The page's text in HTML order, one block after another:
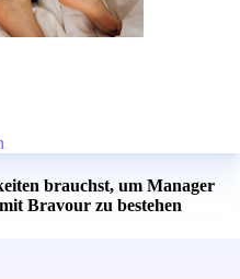
brauchst, um Manager
Bravour zu bestehen